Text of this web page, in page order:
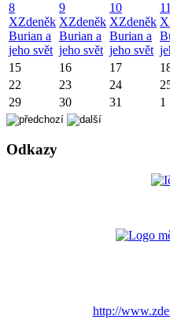
8
XZdeněk
Burian a
jeho svět
9
XZdeněk
Burian a
jeho svět
10
XZdeněk
Burian a
jeho svět
11
X
15
16 17
22
23 24
29
30 31 1
Odkazy
http://